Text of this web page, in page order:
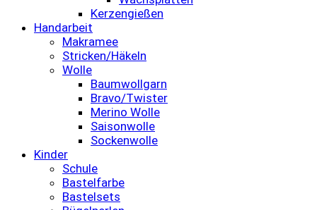
Kerzengießen
Handarbeit
Makramee
Stricken/Häkeln
Wolle
Baumwollgarn
Bravo/Twister
Merino Wolle
Saisonwolle
Sockenwolle
Kinder
Schule
Bastelfarbe
Bastelsets